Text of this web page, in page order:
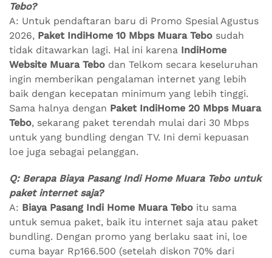
Tebo?
A: Untuk pendaftaran baru di Promo Spesial Agustus
2026, Paket IndiHome 10 Mbps Muara Tebo sudah
tidak ditawarkan lagi. Hal ini karena IndiHome
Website Muara Tebo dan Telkom secara keseluruhan
ingin memberikan pengalaman internet yang lebih
baik dengan kecepatan minimum yang lebih tinggi.
Sama halnya dengan Paket IndiHome 20 Mbps Muara
Tebo, sekarang paket terendah mulai dari 30 Mbps
untuk yang bundling dengan TV. Ini demi kepuasan
loe juga sebagai pelanggan.
Q: Berapa Biaya Pasang Indi Home Muara Tebo untuk
paket internet saja?
A: Biaya Pasang Indi Home Muara Tebo itu sama
untuk semua paket, baik itu internet saja atau paket
bundling. Dengan promo yang berlaku saat ini, loe
cuma bayar Rp166.500 (setelah diskon 70% dari